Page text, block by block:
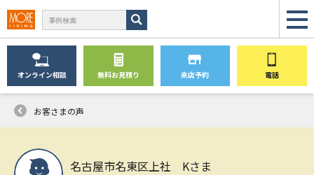
オンライン相談 無料お見積り 来店予約 電話
お客さまの声
名古屋市名東区上社 Kさま